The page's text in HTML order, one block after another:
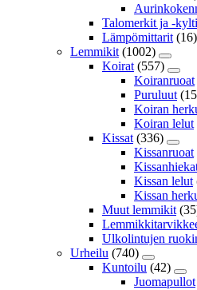
Talomerkit ja -
Lämpömittarit (16)
Lemmikit (1002)
Koirat (557)
Koiranruoat
Puruluut
Koiran
Koiran lelut
Kissat (336)
Kissanruoat
Kissan lelut
Kissan
Muut lemmikit
Ulkolintujen
Urheilu (740)
Kuntoilu (42)
Juomapullot